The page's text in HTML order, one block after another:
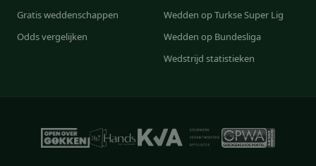
Gratis weddenschappen
Odds vergelijken
Wedden op Turkse Super Lig
Wedden op Bundesliga
Wedstrijd statistieken